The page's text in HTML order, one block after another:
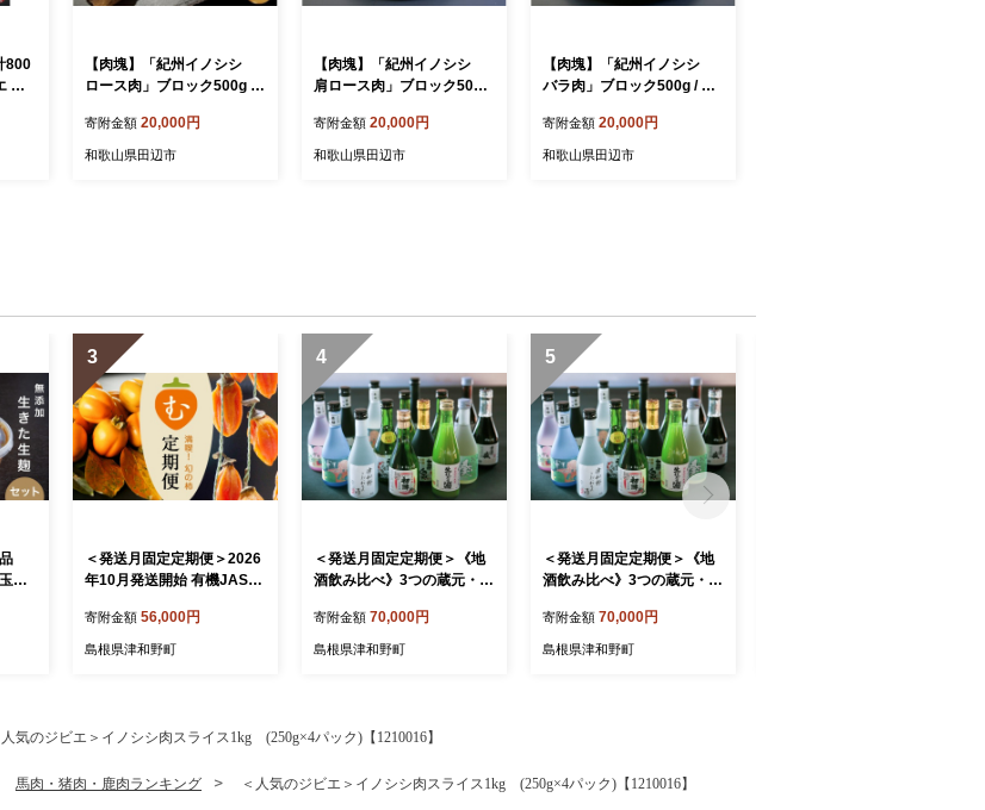
800
遠
【肉塊】「紀州イノシシ
ロース肉」ブロック500g /
ノシシ ボタン ロース 塊 肉
ブロック 紀州ジビエ ジビエ
寄附金額 20,000円
和歌山県田辺市
【肉塊】「紀州イノシシ
肩ロース肉」ブロック500g
ノシシ ボタン ロース 塊 肉
ブロック 紀州ジビエ ジビエ
寄附金額 20,000円
和歌山県田辺市
【肉塊】「紀州イノシシ
バラ肉」ブロック500g / 田
シシ ボタン 塊 肉 ブロック
紀州ジビエ ジビエ バラ肉
寄附金額 20,000円
和歌山県田辺市
ね
3
＜発送月固定定期便＞2026
年10月発送開始 有機JAS認
喫コース全3回【4084513】
寄附金額 56,000円
島根県津和野町
4
＜発送月固定定期便＞《地
酒飲み比べ》3つの蔵元・ミ
発送)全6回【4084366】
寄附金額 70,000円
島根県津和野町
5
＜発送月固定定期便＞《地
酒飲み比べ》3つの蔵元・ミ
発送)全6回【4084365】
寄附金額 70,000円
島根県津和野町
人気のジビエ＞イノシシ肉スライス1kg (250g×4パック)【1210016】
馬肉・猪肉・鹿肉ランキング ＜人気のジビエ＞イノシシ肉スライス1kg (250g×4パック)【1210016】